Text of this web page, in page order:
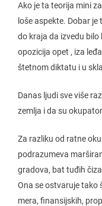
Ako je ta teorija mini
loše aspekte. Dobar
do kraja da izvedu bilo
opozicija opet , iza
štetnom diktatu i u
Danas ljudi sve više
zemlja i da su
Za razliku od ratne
podrazumeva
gradova, bat tuđih
Ona se ostvaruje tako
mera, finansijskih,